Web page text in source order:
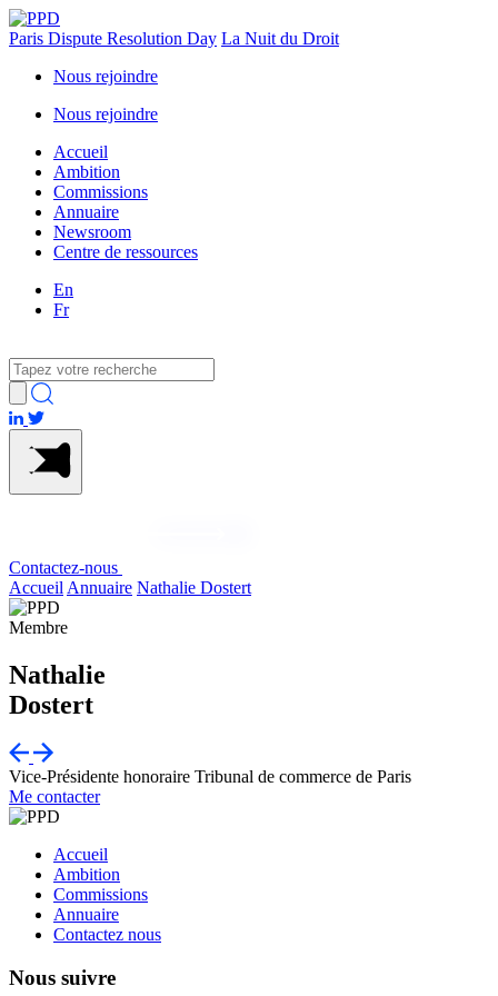
Paris Dispute Resolution Day La Nuit du Droit
Nous rejoindre
Nous rejoindre
Accueil
Ambition
Commissions
Annuaire
Newsroom
Centre de ressources
En
Fr
Contactez-nous
Accueil Annuaire Nathalie Dostert
Membre
Nathalie
Dostert
Vice-Présidente honoraire Tribunal de commerce de Paris
Me contacter
Accueil
Ambition
Commissions
Annuaire
Contactez nous
Nous suivre